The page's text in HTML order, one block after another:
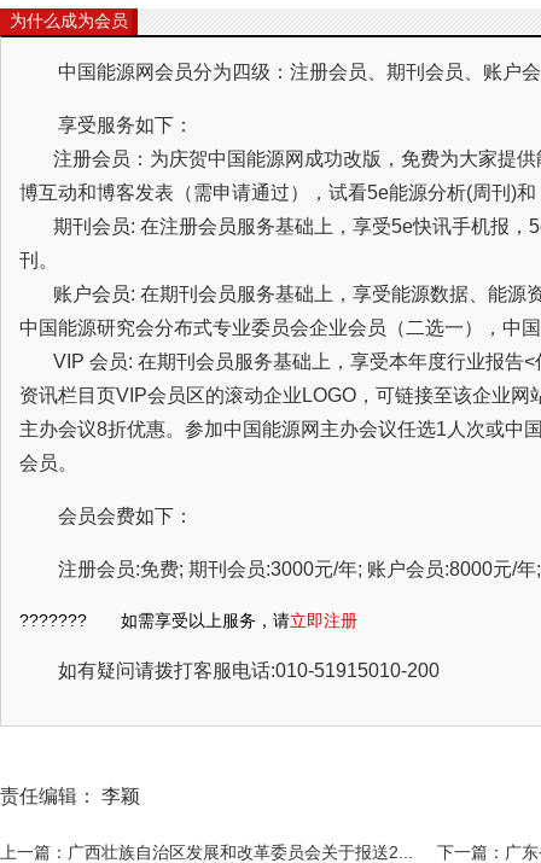
为什么成为会员
中国能源网会员分为四级：注册会员、期刊会员、账户
享受服务如下：
注册会员：为庆贺中国能源网成功改版，免费为大家提供
博互动和博客发表（需申请通过），试看5e能源分析(周刊)
期刊会员: 在注册会员服务基础上，享受5e快讯手机报，
刊。
账户会员: 在期刊会员服务基础上，享受能源数据、能源
中国能源研究会分布式专业委员会企业会员（二选一），中
VIP 会员: 在期刊会员服务基础上，享受本年度行业报告<
资讯栏目页VIP会员区的滚动企业LOGO，可链接至该企业
主办会议8折优惠。参加中国能源网主办会议任选1人次或中
会员。
会员会费如下：
注册会员:免费; 期刊会员:3000元/年; 账户会员:8000元/
??????? 如需享受以上服务，请立即注册
如有疑问请拨打客服电话:010-51915010-200
责任编辑： 李颖
上一篇：广西壮族自治区发展和改革委员会关于报送2... 下一篇：广